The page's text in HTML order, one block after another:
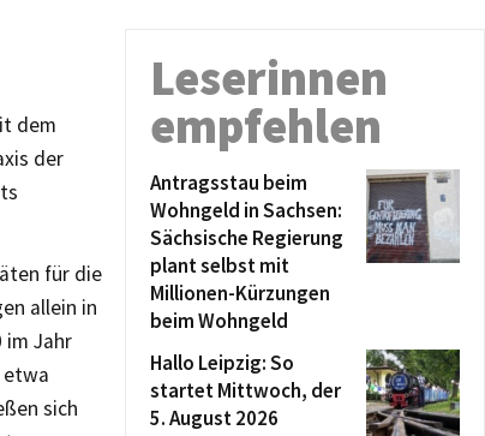
dem
der
für die
allein in
im Jahr
etwa
sich
Leserinnen
empfehlen
Antragsstau beim
Wohngeld in Sachsen:
Sächsische Regierung
plant selbst mit
Millionen-Kürzungen
beim Wohngeld
Hallo Leipzig: So
startet Mittwoch, der
5. August 2026